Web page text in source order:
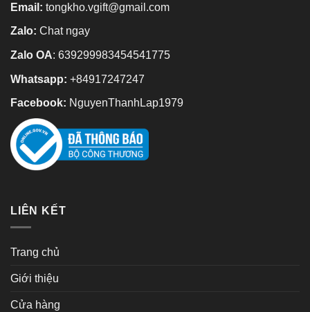
Email: tongkho.vgift@gmail.com
Zalo: Chat ngay
Zalo OA: 639299983454541775
Whatsapp: +84917247247
Facebook: NguyenThanhLap1979
LIÊN KẾT
Trang chủ
Giới thiệu
Cửa hàng